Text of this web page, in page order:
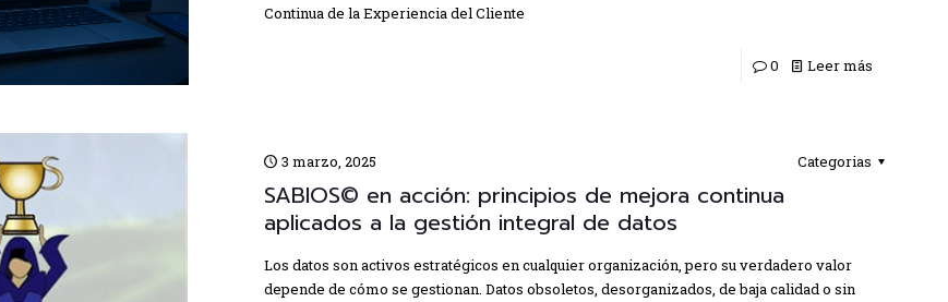
Continua de la Experiencia del Cliente
0 Leer más
3 marzo, 2025 Categorias
SABIOS© en acción: principios de mejora continua
aplicados a la gestión integral de datos
Los datos son activos estratégicos en cualquier organización, pero su verdadero valor
depende de cómo se gestionan. Datos obsoletos, desorganizados, de baja calidad o sin